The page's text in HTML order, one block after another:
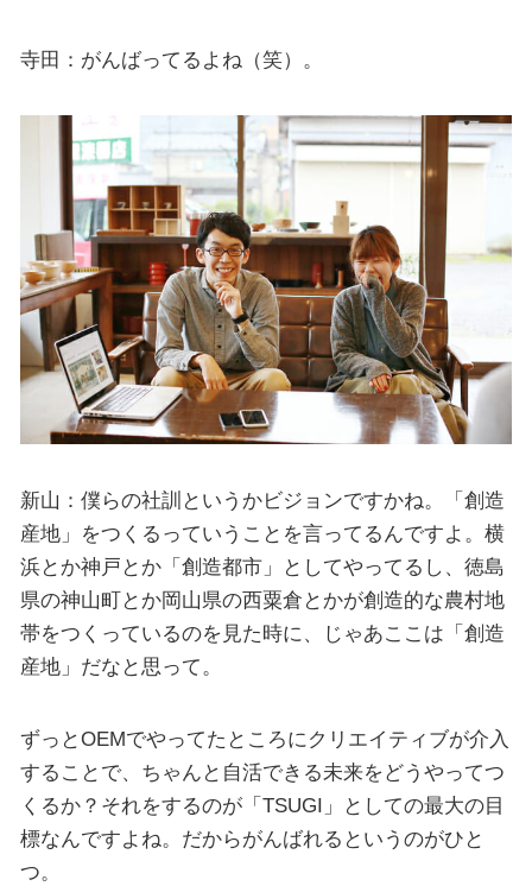
寺田：がんばってるよね（笑）。
新山：僕らの社訓というかビジョンですかね。「創造
産地」をつくるっていうことを言ってるんですよ。横
浜とか神戸とか「創造都市」としてやってるし、徳島
県の神山町とか岡山県の西粟倉とかが創造的な農村地
帯をつくっているのを見た時に、じゃあここは「創造
産地」だなと思って。
ずっとOEMでやってたところにクリエイティブが介入
することで、ちゃんと自活できる未来をどうやってつ
くるか？それをするのが「TSUGI」としての最大の目
標なんですよね。だからがんばれるというのがひと
つ。